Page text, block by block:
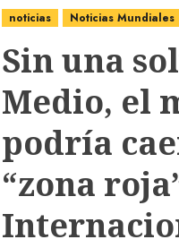
noticias Noticias Mundiales
Sin una
Medio, el
podría
“zona